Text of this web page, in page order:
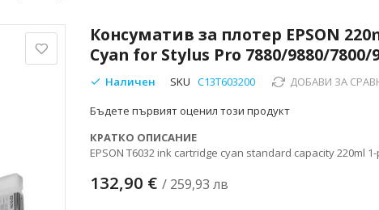
Консуматив за плотер EPSON
Cyan for Stylus Pro 7880/9880/7800/
Наличен SKU C13T603200 ДОБАВИ ЗА
Бъдете първият оценил този продукт
КРАТКО ОПИСАНИЕ
EPSON T6032 ink cartridge cyan standard capacity 220ml
132,90 € / 259,93 лв